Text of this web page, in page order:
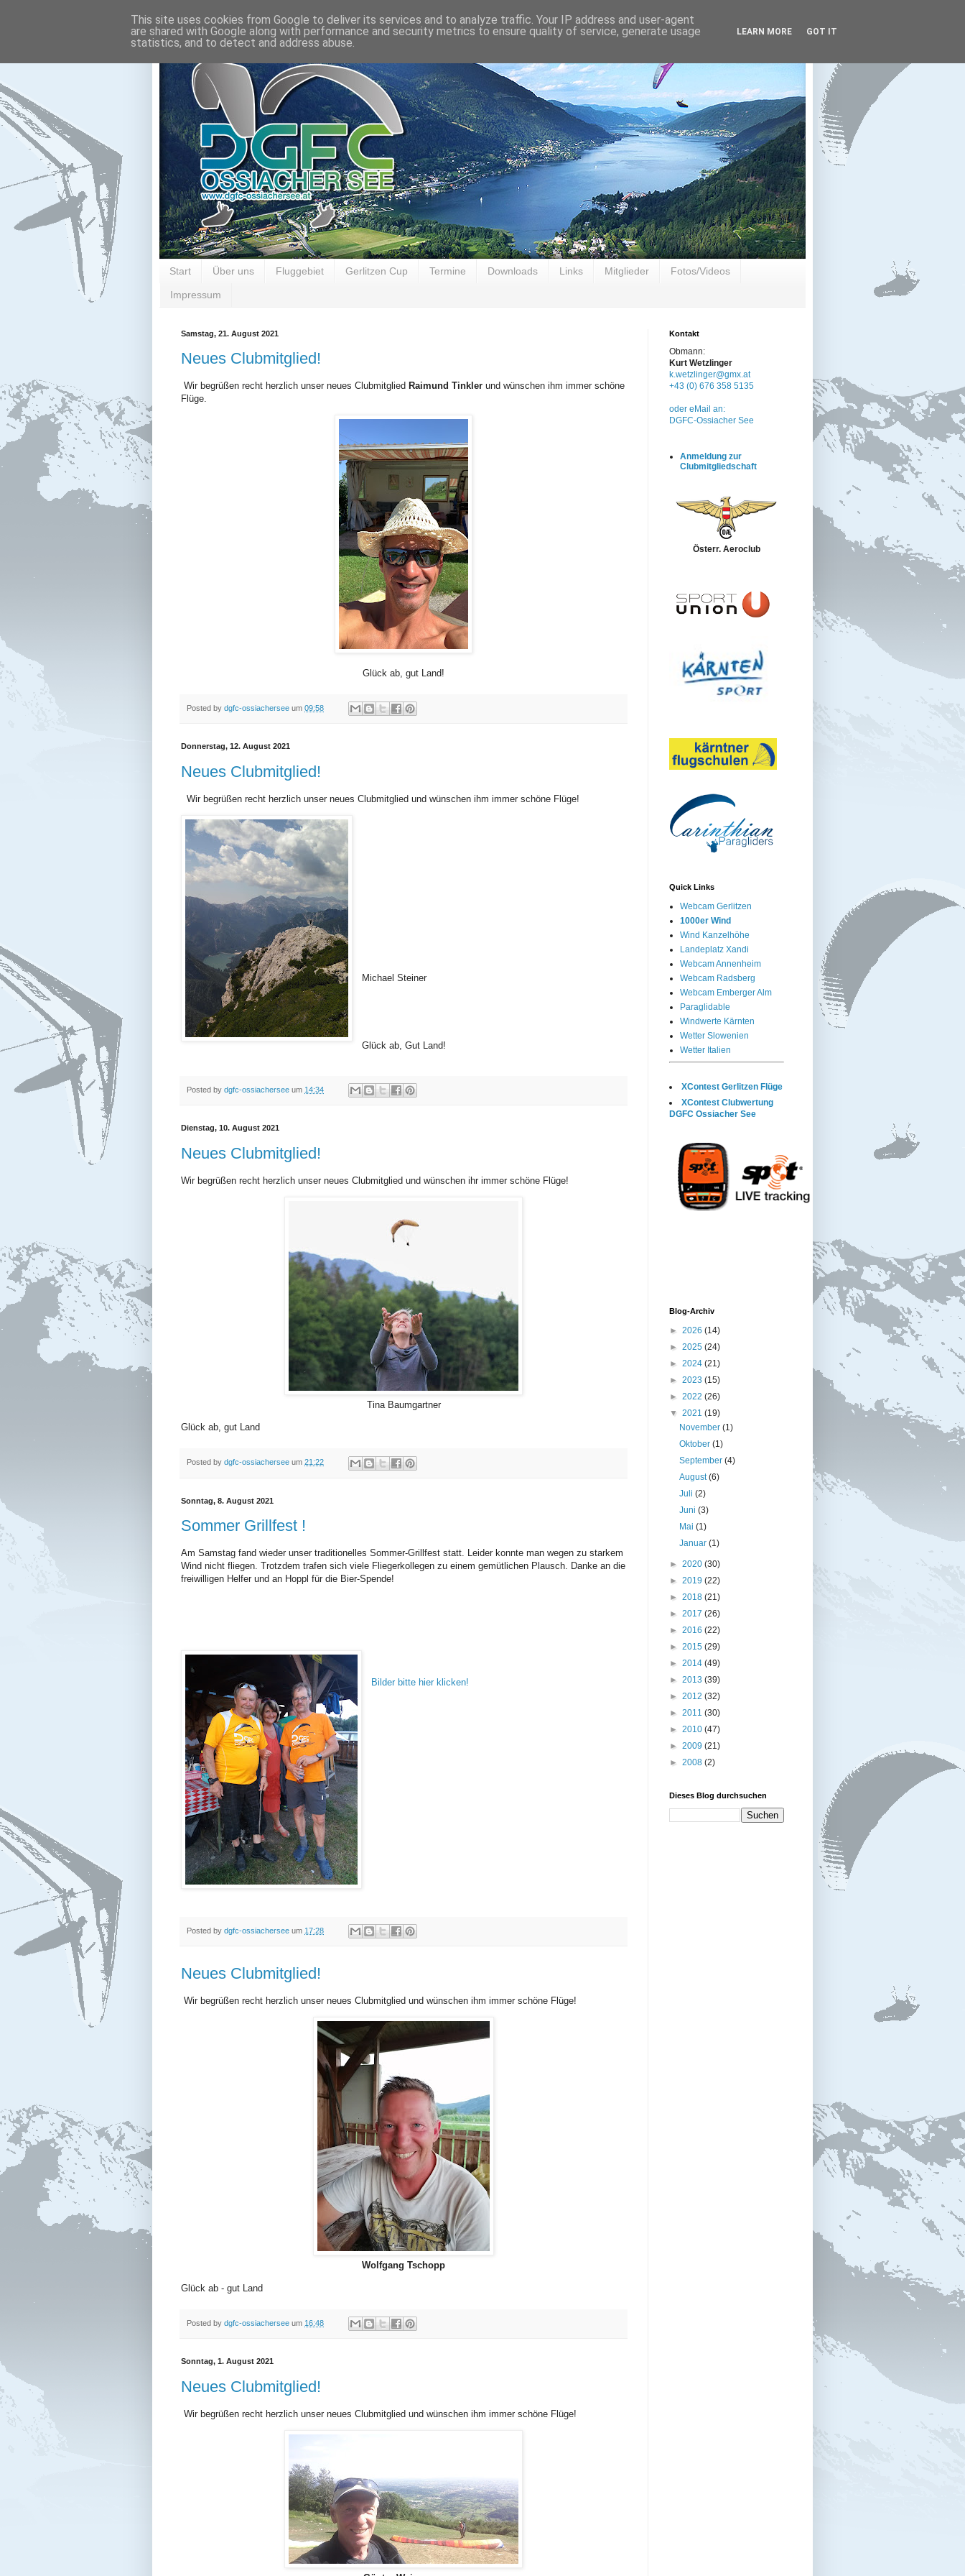
Start Über uns Fluggebiet Gerlitzen Cup Termine Downloads Links Mitglieder Fotos/Videos
Impressum
Samstag, 21. August 2021
Neues Clubmitglied!
Wir begrüßen recht herzlich unser neues Clubmitglied Raimund Tinkler und wünschen ihm immer schöne
Flüge.
Glück ab, gut Land!
Posted by dgfc-ossiachersee um 09:58
Donnerstag, 12. August 2021
Neues Clubmitglied!
Wir begrüßen recht herzlich unser neues Clubmitglied und wünschen ihm immer schöne Flüge!
Michael Steiner
Glück ab, Gut Land!
Posted by dgfc-ossiachersee um 14:34
Dienstag, 10. August 2021
Neues Clubmitglied!
Wir begrüßen recht herzlich unser neues Clubmitglied und wünschen ihr immer schöne Flüge!
Tina Baumgartner
Glück ab, gut Land
Posted by dgfc-ossiachersee um 21:22
Sonntag, 8. August 2021
Sommer Grillfest !
Am Samstag fand wieder unser traditionelles Sommer-Grillfest statt. Leider konnte man wegen zu starkem
Wind nicht fliegen. Trotzdem trafen sich viele Fliegerkollegen zu einem gemütlichen Plausch. Danke an die
freiwilligen Helfer und an Hoppl für die Bier-Spende!
Bilder bitte hier klicken!
Posted by dgfc-ossiachersee um 17:28
Neues Clubmitglied!
Wir begrüßen recht herzlich unser neues Clubmitglied und wünschen ihm immer schöne Flüge!
Wolfgang Tschopp
Glück ab - gut Land
Posted by dgfc-ossiachersee um 16:48
Sonntag, 1. August 2021
Neues Clubmitglied!
Wir begrüßen recht herzlich unser neues Clubmitglied und wünschen ihm immer schöne Flüge!
Kontakt
Obmann:
Kurt Wetzlinger
k.wetzlinger@gmx.at
+43 (0) 676 358 5135
oder eMail an:
DGFC-Ossiacher See
Anmeldung zur
Clubmitgliedschaft
Österr. Aeroclub
Quick Links
Webcam Gerlitzen
1000er Wind
Wind Kanzelhöhe
Landeplatz Xandi
Webcam Annenheim
Webcam Radsberg
Webcam Emberger Alm
Paraglidable
Windwerte Kärnten
Wetter Slowenien
Wetter Italien
XContest Gerlitzen Flüge
XContest Clubwertung
DGFC Ossiacher See
Blog-Archiv
► 2026 (14)
► 2025 (24)
► 2024 (21)
► 2023 (15)
► 2022 (26)
▼ 2021 (19)
November(1)
Oktober(1)
September(4)
August(6)
Juli(2)
Juni(3)
Mai(1)
Januar(1)
► 2020 (30)
► 2019 (22)
► 2018 (21)
► 2017 (26)
► 2016 (22)
► 2015 (29)
► 2014 (49)
► 2013 (39)
► 2012 (32)
► 2011 (30)
► 2010 (47)
► 2009 (21)
► 2008 (2)
Dieses Blog durchsuchen
This site uses cookies from Google to deliver its services and to analyze traffic. Your IP address and user-agent
are shared with Google along with performance and security metrics to ensure quality of service, generate usage
statistics, and to detect and address abuse.
LEARN MORE GOT IT